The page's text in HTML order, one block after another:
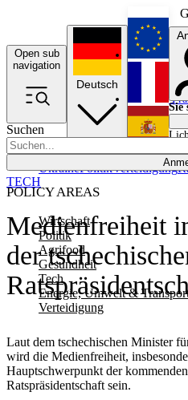
Open sub
navigation
Suchen
POLICY AREAS
Wirtschaft
Politik
Agrifood
Gesundheit
Tech
Energie, Umwelt &
Verteidigung
UkrainePolitikVerteidigung
Deutsch
Sie
Medienfreiheit
der
Laut dem tschechischen Minister
wird die Medienfreiheit,
Hauptschwerpunkt der
Ratspräsidentschaft sein.
TECH